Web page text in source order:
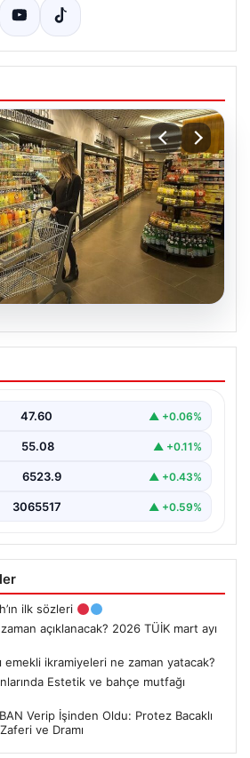
ne zaman
TÜİK mart ayı
47.60 ▲ +0.06%
55.08 ▲ +0.11%
6523.9 ▲ +0.43%
3065517 ▲ +0.59%
ilk sözleri
açıklanacak? 2026 TÜİK mart ayı
emekli ikramiyeleri ne zaman yatacak?
Estetik ve bahçe mutfağı
Verip İşinden Oldu: Protez Bacaklı
ve Dramı